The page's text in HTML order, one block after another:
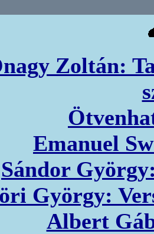
Zoltán:
Emanuel
Sándor
György:
Albert